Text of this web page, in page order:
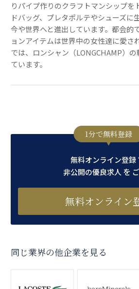
りパイプ作りのクラフトマンシップを
ドバッグ、プレタポルテやシューズに
今や世界へと進出しています。都会的
ョンアイテムは世界中の女性達に愛さ
では、ロンシャン（LONGCHAMP）
ています。
1分で無料登録
無料オンライン登録
非公開の優良求人 を
無料オンライン
同じ業界の他企業を見る